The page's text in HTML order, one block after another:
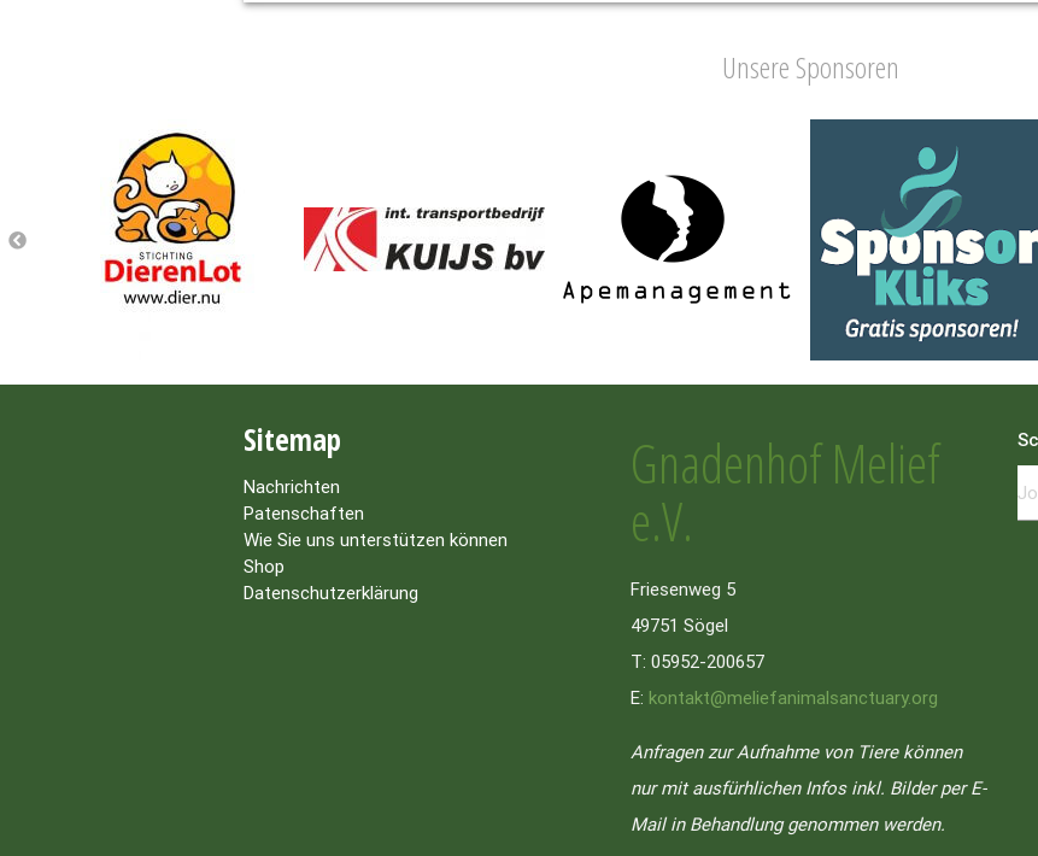
Unsere Sponsoren
Sitemap
Nachrichten
Patenschaften
Wie Sie uns unterstützen können
Shop
Datenschutzerklärung
Gnadenhof Melief
e.V.
Friesenweg 5
49751 Sögel
T: 05952-200657
E: kontakt@meliefanimalsanctuary.org
Anfragen zur Aufnahme von Tiere können
nur mit ausfürhlichen Infos inkl. Bilder per E-
Mail in Behandlung genommen werden.